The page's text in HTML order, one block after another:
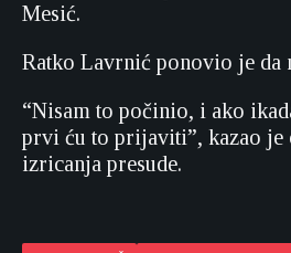
Mesić.
Ratko Lavrnić ponovio je da
“Nisam to počinio, i ako
prvi ću to prijaviti”, kazao je
izricanja presude.